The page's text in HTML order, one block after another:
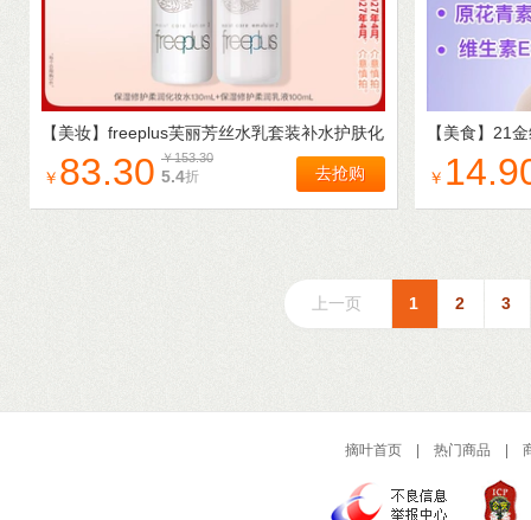
【美妆】 freeplus芙丽芳丝水乳套装补水护肤化
妆品官方男女正品【临期】
￥ 83.30 ￥153.30
5.4折 去抢购
【美食】 21
铁锌咀嚼片
￥
上一页 1 2 3
摘叶首页 |热门商品 |